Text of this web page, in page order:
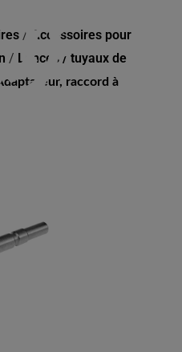
/ Accessoires pour
/ Lances / tuyaux de
raccord à